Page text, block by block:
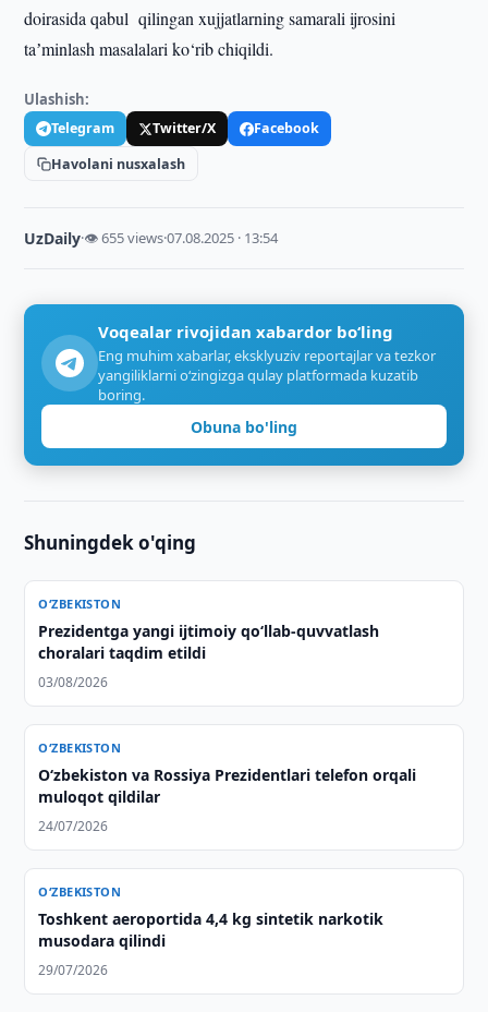
doirasida qabul qilingan xujjatlarning samarali ijrosini
taʼminlash masalalari ko‘rib chiqildi.
Ulashish:
Telegram Twitter/X
Facebook
Havolani nusxalash
UzDaily·👁 655 views·07.08.2025 · 13:54
Voqealar rivojidan xabardor bo‘ling
Eng muhim xabarlar, eksklyuziv reportajlar va tezkor
yangiliklarni o‘zingizga qulay platformada kuzatib
boring.
Obuna bo'ling
Shuningdek o'qing
O‘ZBEKISTON
Prezidentga yangi ijtimoiy qoʻllab-quvvatlash
choralari taqdim etildi
03/08/2026
O‘ZBEKISTON
Oʻzbekiston va Rossiya Prezidentlari telefon orqali
muloqot qildilar
24/07/2026
O‘ZBEKISTON
Toshkent aeroportida 4,4 kg sintetik narkotik
musodara qilindi
29/07/2026